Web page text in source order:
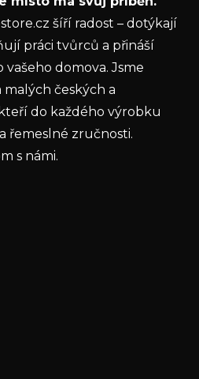
šíří radost – dotýkají
práci tvůrců a přináší
vašeho domova. Jsme
českých a
do každého výrobku
řemeslné zručnosti.
s námi.